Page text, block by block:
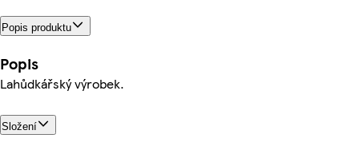
Popis produktu
Popis
Lahůdkářský výrobek.
Složení